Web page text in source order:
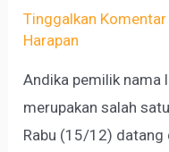
Tinggalkan Komentar
Harapan
Andika pemilik nama
merupakan salah
Rabu (15/12) datang